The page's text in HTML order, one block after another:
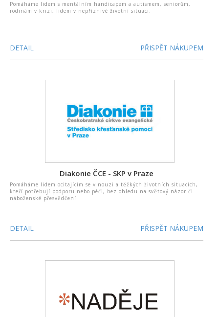
Pomáháme lidem s mentálním handicapem a autismem, seniorům,
rodinám v krizi, lidem v nepříznivé životní situaci.
DETAIL PŘISPĚT NÁKUPEM
Diakonie ČCE - SKP v Praze
Pomáháme lidem ocitajícím se v nouzi a těžkých životních situacích,
kteří potřebují podporu nebo péči, bez ohledu na světový názor či
náboženské přesvědčení.
DETAIL PŘISPĚT NÁKUPEM